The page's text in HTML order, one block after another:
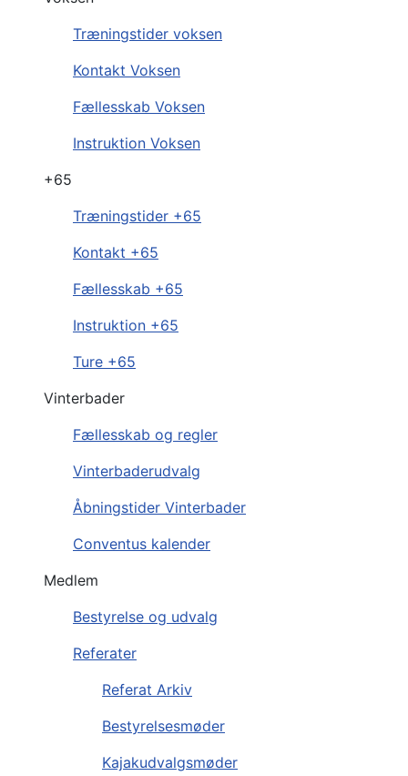
Træningstider voksen
Kontakt Voksen
Fællesskab Voksen
Instruktion Voksen
+65
Træningstider +65
Kontakt +65
Fællesskab +65
Instruktion +65
Ture +65
Vinterbader
Fællesskab og regler
Vinterbaderudvalg
Åbningstider Vinterbader
Conventus kalender
Medlem
Bestyrelse og udvalg
Referater
Referat Arkiv
Bestyrelsesmøder
Kajakudvalgsmøder